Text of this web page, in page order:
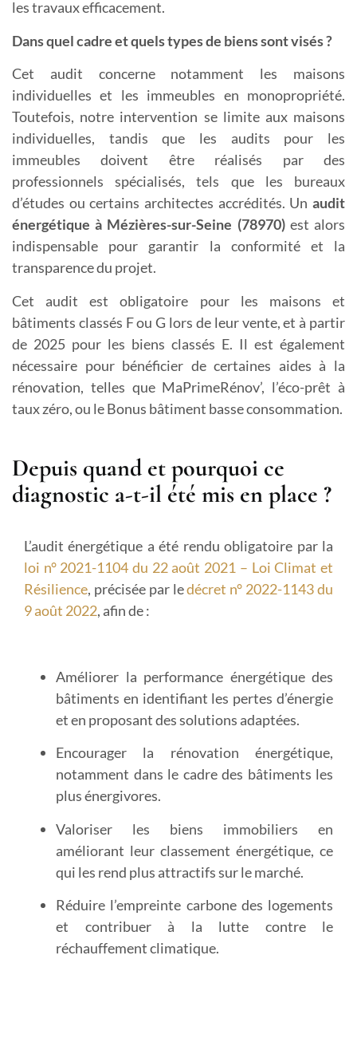
les travaux efficacement.
Dans quel cadre et quels types de biens sont visés ?
Cet audit concerne notamment les maisons
individuelles et les immeubles en monopropriété.
Toutefois, notre intervention se limite aux maisons
individuelles, tandis que les audits pour les
immeubles doivent être réalisés par des
professionnels spécialisés, tels que les bureaux
d’études ou certains architectes accrédités. Un audit
énergétique à Mézières-sur-Seine (78970)est alors
indispensable pour garantir la conformité et la
transparence du projet.
Cet audit est obligatoire pour les maisons et
bâtiments classés F ou G lors de leur vente, et à partir
de 2025 pour les biens classés E. Il est également
nécessaire pour bénéficier de certaines aides à la
rénovation, telles que MaPrimeRénov’, l’éco-prêt à
taux zéro, ou le Bonus bâtiment basse consommation.
Depuis quand et pourquoi ce
diagnostic a-t-il été mis en place ?
L’audit énergétique a été rendu obligatoire par la
loi n° 2021-1104 du 22 août 2021 – Loi Climat et
Résilience, précisée par ledécret n° 2022-1143 du
9 août 2022, afin de :
Améliorer la performance énergétique des
bâtiments en identifiant les pertes d’énergie
et en proposant des solutions adaptées.
Encourager la rénovation énergétique,
notamment dans le cadre des bâtiments les
plus énergivores.
Valoriser les biens immobiliers en
améliorant leur classement énergétique, ce
qui les rend plus attractifs sur le marché.
Réduire l’empreinte carbonedes logements
et contribuer à la lutte contre le
réchauffement climatique.